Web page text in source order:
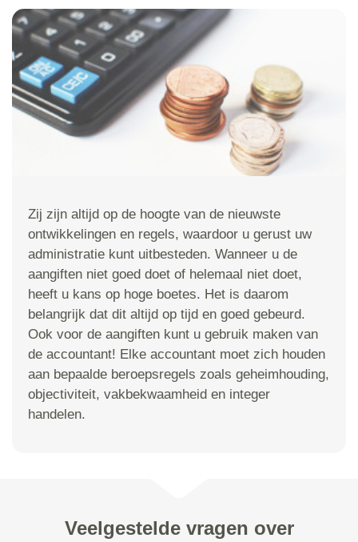
Zij zijn altijd op de hoogte van de nieuwste
ontwikkelingen en regels, waardoor u gerust uw
administratie kunt uitbesteden. Wanneer u de
aangiften niet goed doet of helemaal niet doet,
heeft u kans op hoge boetes. Het is daarom
belangrijk dat dit altijd op tijd en goed gebeurd.
Ook voor de aangiften kunt u gebruik maken van
de accountant! Elke accountant moet zich houden
aan bepaalde beroepsregels zoals geheimhouding,
objectiviteit, vakbekwaamheid en integer
handelen.
Veelgestelde vragen over